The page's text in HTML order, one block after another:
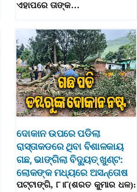
ଏହାପରେ ତାଙ୍କ…
ଦୋକାନ ଉପରେ ପଡିଲା
ରାସ୍ତାକଡରେ ଥିବା ବିଶାଳକାୟ
ଗଛ, ଭାଙ୍ଗିଲା ବିଦ୍ୟୁତ୍‌ ଖୁଣ୍ଟ:
ଲୋକଙ୍କ ମଧ୍ୟରେ ଅସନ୍ତୋଷ
ପଟ୍ଟାଙ୍ଗି, ୮।୮(ଶରତ କୁମାର ଧଳ):